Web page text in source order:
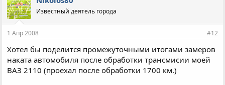
Известный деятель города
1 Апр 2008 #12
Хотел бы поделится промежуточными итогами замеров
наката автомобиля после обработки трансмисии моей
ВАЗ 2110 (проехал после обработки 1700 км.)